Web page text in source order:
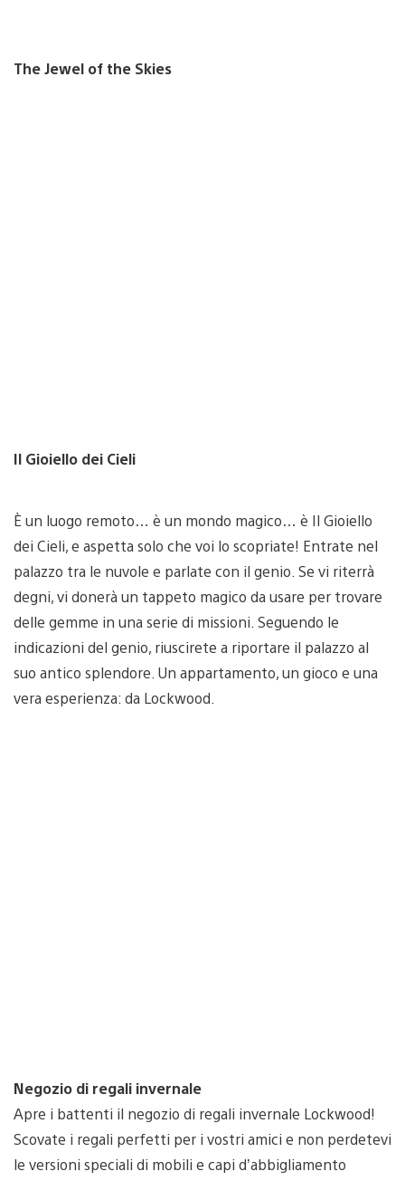
The Jewel of the Skies
Il Gioiello dei Cieli
È un luogo remoto… è un mondo magico… è Il Gioiello
dei Cieli, e aspetta solo che voi lo scopriate! Entrate nel
palazzo tra le nuvole e parlate con il genio. Se vi riterrà
degni, vi donerà un tappeto magico da usare per trovare
delle gemme in una serie di missioni. Seguendo le
indicazioni del genio, riuscirete a riportare il palazzo al
suo antico splendore. Un appartamento, un gioco e una
vera esperienza: da Lockwood.
Negozio di regali invernale
Apre i battenti il negozio di regali invernale Lockwood!
Scovate i regali perfetti per i vostri amici e non perdetevi
le versioni speciali di mobili e capi d’abbigliamento